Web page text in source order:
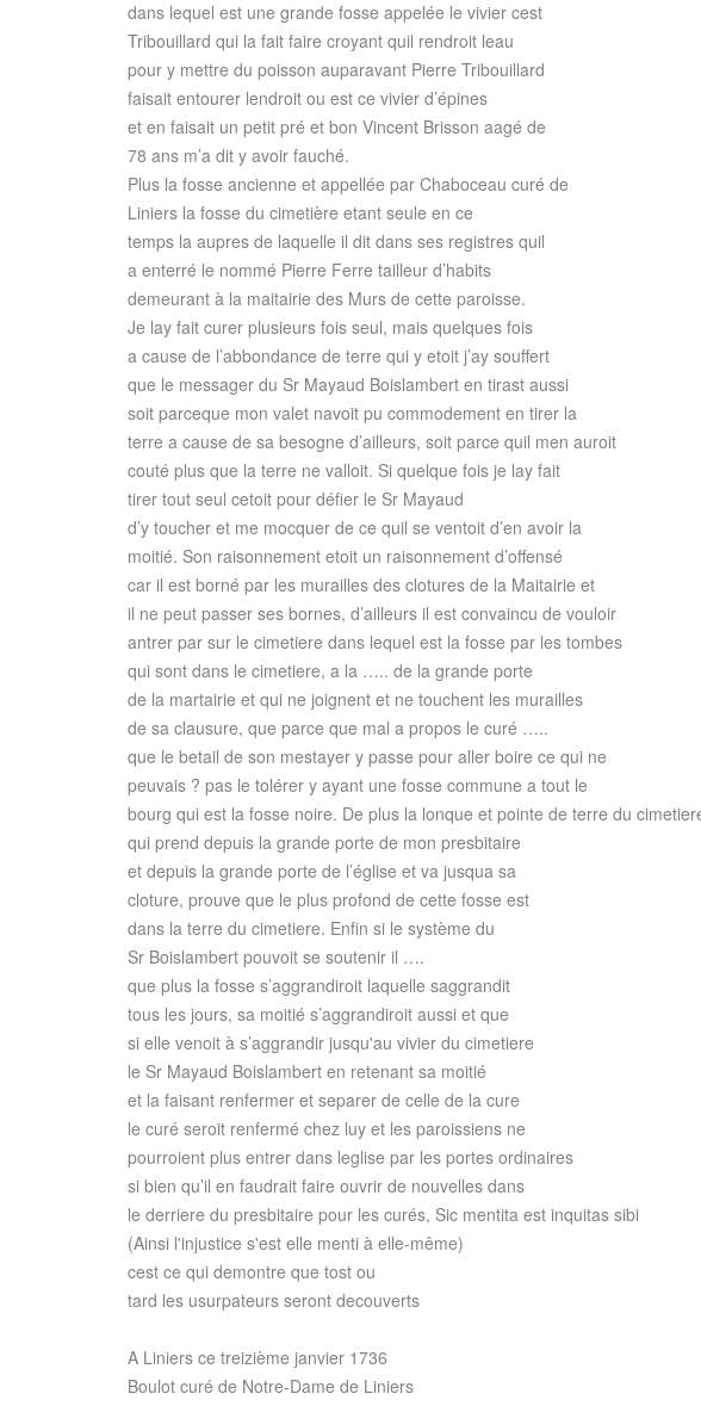
dans lequel est une grande fosse appelée le vivier cest
Tribouillard qui la fait faire croyant quil rendroit leau
pour y mettre du poisson auparavant Pierre Tribouillard
faisait entourer lendroit ou est ce vivier d’épines
et en faisait un petit pré et bon Vincent Brisson aagé de
78 ans m’a dit y avoir fauché.
Plus la fosse ancienne et appellée par Chaboceau curé de
Liniers la fosse du cimetière etant seule en ce
temps la aupres de laquelle il dit dans ses registres quil
a enterré le nommé Pierre Ferre tailleur d’habits
demeurant à la maitairie des Murs de cette paroisse.
Je lay fait curer plusieurs fois seul, mais quelques fois
a cause de l’abbondance de terre qui y etoit j’ay souffert
que le messager du Sr Mayaud Boislambert en tirast aussi
soit parceque mon valet navoit pu commodement en tirer la
terre a cause de sa besogne d’ailleurs, soit parce quil men auroit
couté plus que la terre ne valloit. Si quelque fois je lay fait
tirer tout seul cetoit pour défier le Sr Mayaud
d’y toucher et me mocquer de ce quil se ventoit d’en avoir la
moitié. Son raisonnement etoit un raisonnement d’offensé
car il est borné par les murailles des clotures de la Maitairie et
il ne peut passer ses bornes, d’ailleurs il est convaincu de vouloir
antrer par sur le cimetiere dans lequel est la fosse par les tombes
qui sont dans le cimetiere, a la ….. de la grande porte
de la martairie et qui ne joignent et ne touchent les murailles
de sa clausure, que parce que mal a propos le curé …..
que le betail de son mestayer y passe pour aller boire ce qui ne
peuvais ? pas le tolérer y ayant une fosse commune a tout le
bourg qui est la fosse noire. De plus la lonque et pointe de terre du
qui prend depuis la grande porte de mon presbitaire
et depuis la grande porte de l’église et va jusqua sa
cloture, prouve que le plus profond de cette fosse est
dans la terre du cimetiere. Enfin si le système du
Sr Boislambert pouvoit se soutenir il ….
que plus la fosse s’aggrandiroit laquelle saggrandit
tous les jours, sa moitié s’aggrandiroit aussi et que
si elle venoit à s’aggrandir jusqu'au vivier du cimetiere
le Sr Mayaud Boislambert en retenant sa moitié
et la faisant renfermer et separer de celle de la cure
le curé seroit renfermé chez luy et les paroissiens ne
pourroient plus entrer dans leglise par les portes ordinaires
si bien qu’il en faudrait faire ouvrir de nouvelles dans
le derriere du presbitaire pour les curés, Sic mentita est inquitas sibi
(Ainsi l'injustice s'est elle menti à elle-même)
cest ce qui demontre que tost ou
tard les usurpateurs seront decouverts
A Liniers ce treizième janvier 1736
Boulot curé de Notre-Dame de Liniers